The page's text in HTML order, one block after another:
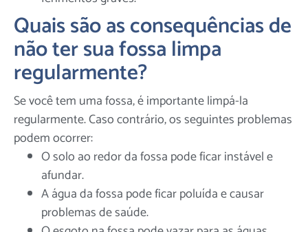
Quais são as consequências de
não ter sua fossa limpa
regularmente?
Se você tem uma fossa, é importante limpá-la
regularmente. Caso contrário, os seguintes problemas
podem ocorrer:
O solo ao redor da fossa pode ficar instável e
afundar.
A água da fossa pode ficar poluída e causar
problemas de saúde.